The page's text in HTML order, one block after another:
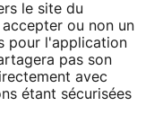
le site du
ou non un
pour l'application
pas son
avec
étant sécurisées